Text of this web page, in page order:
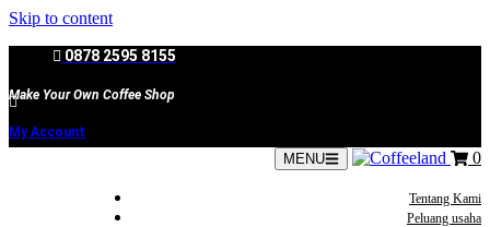
Skip to content
0878 2595 8155
Make Your Own Coffee Shop
My Account
MENU 0
Tentang Kami
Peluang usaha